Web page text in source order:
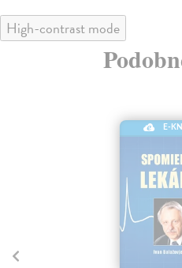
High-contrast mode
E-